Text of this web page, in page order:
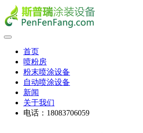
首页
喷粉房
粉末喷涂设备
自动喷涂设备
新闻
关于我们
电话：18083706059